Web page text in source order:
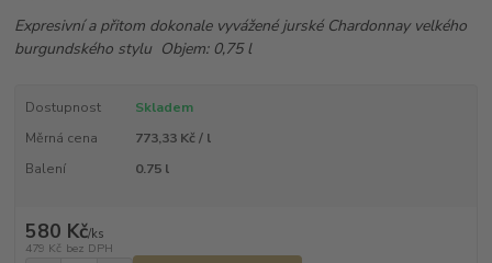
Expresivní a přitom dokonale vyvážené jurské Chardonnay velkého
burgundského stylu Objem: 0,75 l
Dostupnost
Skladem
Měrná cena
773,33 Kč / l
Balení
0.75 l
580 Kč/ks
479 Kč bez DPH